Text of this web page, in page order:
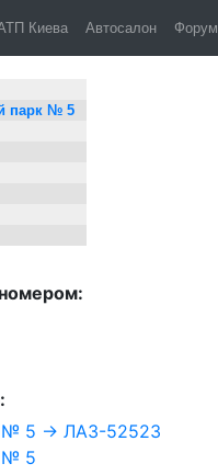
Киева Автосалон Форум
№ 1524
парк № 5
№ 5 → ЛАЗ-52523
№ 5